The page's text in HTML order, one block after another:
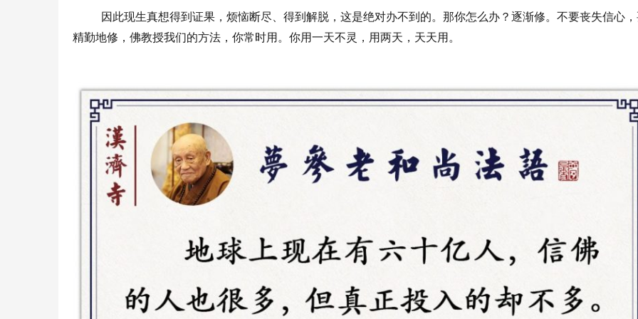
因此现生真想得到证果，烦恼断尽、得到解脱，这是绝对办不到的。那你怎么办？逐渐修。不要丧失信心
精勤地修，佛教授我们的方法，你常时用。你用一天不灵，用两天，天天用。